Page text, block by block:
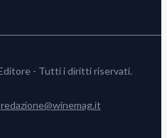
- Tutti i diritti riservati.
redazione@winemag.it